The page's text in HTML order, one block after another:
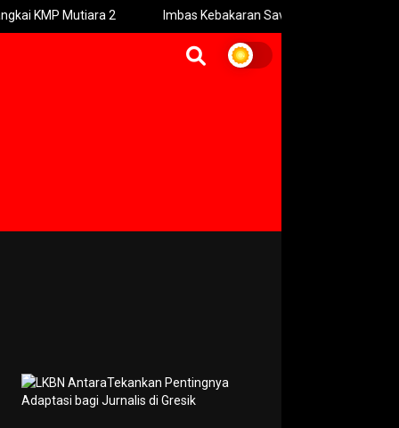
2 Imbas Kebakaran Savana Bromo Kini Jadi Hamparan